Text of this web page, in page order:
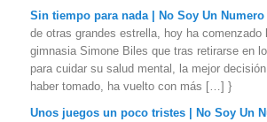
Sin tiempo para nada | No Soy Un Numero
de otras grandes estrella, hoy ha comenzado
gimnasia Simone Biles que tras retirarse en
para cuidar su salud mental, la mejor
haber tomado, ha vuelto con más […] }
Unos juegos un poco tristes | No Soy Un